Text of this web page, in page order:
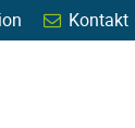
Kontakt